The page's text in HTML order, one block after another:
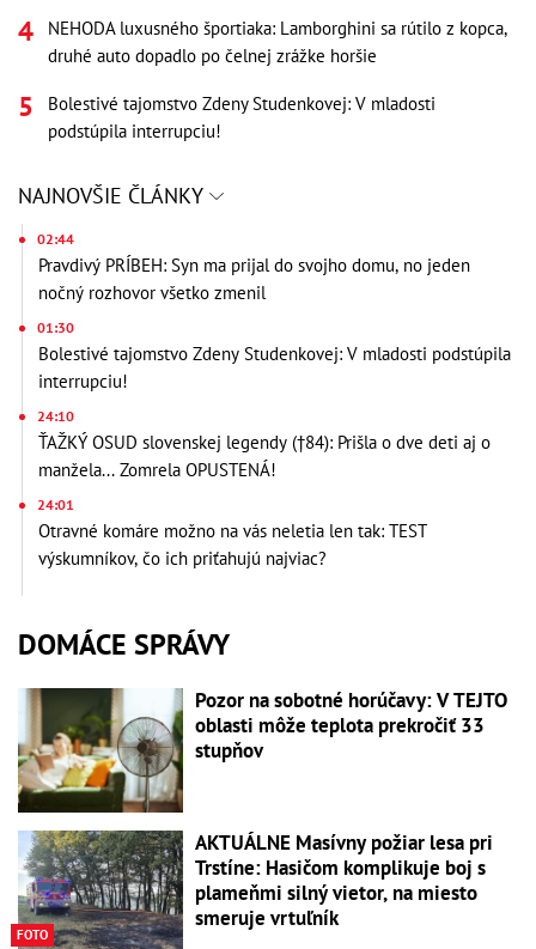
NEHODA luxusného športiaka: Lamborghini sa rútilo z kopca,
druhé auto dopadlo po čelnej zrážke horšie
Bolestivé tajomstvo Zdeny Studenkovej: V mladosti
podstúpila interrupciu!
NAJNOVŠIE ČLÁNKY
02:44
Pravdivý PRÍBEH: Syn ma prijal do svojho domu, no jeden
nočný rozhovor všetko zmenil
01:30
Bolestivé tajomstvo Zdeny Studenkovej: V mladosti podstúpila
interrupciu!
24:10
ŤAŽKÝ OSUD slovenskej legendy (†84): Prišla o dve deti aj o
manžela... Zomrela OPUSTENÁ!
24:01
Otravné komáre možno na vás neletia len tak: TEST
výskumníkov, čo ich priťahujú najviac?
DOMÁCE SPRÁVY
Pozor na sobotné horúčavy: V TEJTO
oblasti môže teplota prekročiť 33
stupňov
FOTO
AKTUÁLNE Masívny požiar lesa pri
Trstíne: Hasičom komplikuje boj s
plameňmi silný vietor, na miesto
smeruje vrtuľník